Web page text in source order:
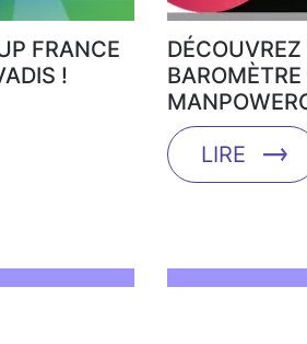
FRANCE
!
DÉCOUVREZ
LIRE